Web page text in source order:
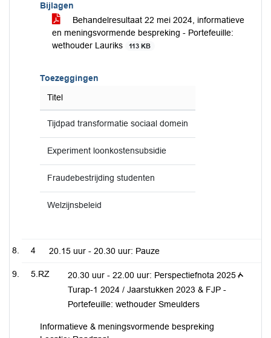
Bijlagen
Behandelresultaat 22 mei 2024, informatieve
en meningsvormende bespreking - Portefeuille:
wethouder Lauriks
113 KB
Toezeggingen
Titel
Tijdpad transformatie sociaal domein
Experiment loonkostensubsidie
Fraudebestrijding studenten
Welzijnsbeleid
4 20.15 uur - 20.30 uur: Pauze
5.RZ
20.30 uur - 22.00 uur: Perspectiefnota 2025 /
Turap-1 2024 / Jaarstukken 2023 & FJP -
Portefeuille: wethouder Smeulders
Informatieve & meningsvormende bespreking